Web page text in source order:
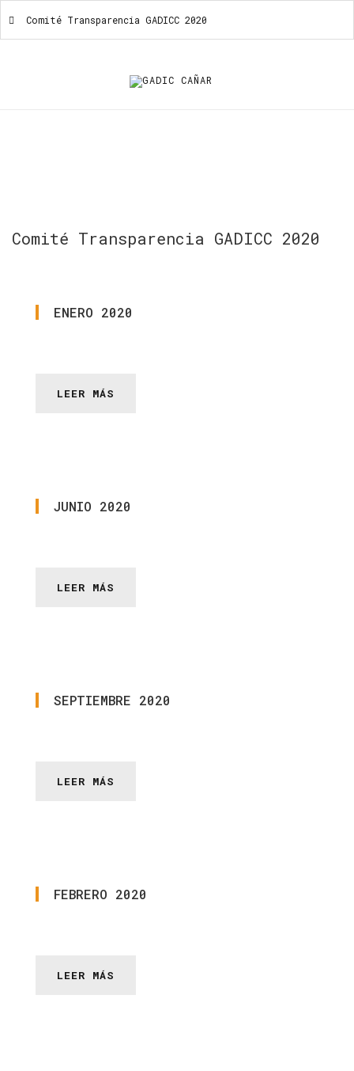
Comité Transparencia GADICC 2020
Comité Transparencia GADICC 2020
ENERO 2020
LEER MÁS
JUNIO 2020
LEER MÁS
SEPTIEMBRE 2020
LEER MÁS
FEBRERO 2020
LEER MÁS